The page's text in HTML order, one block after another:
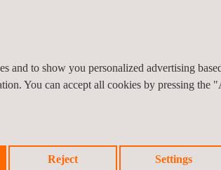
and to show you personalized advertising
You can accept all cookies by pressing the
Reject Settings